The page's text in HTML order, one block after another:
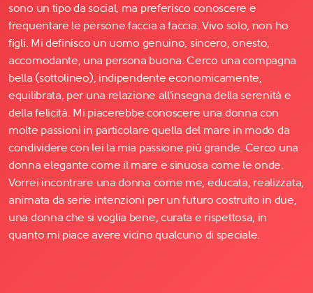
sono un tipo da social, ma preferisco conoscere e
frequentare le persone faccia a faccia. Vivo solo, non ho
figli. Mi definisco un uomo genuino, sincero, onesto,
accomodante, una persona buona. Cerco una compagna
bella (sottolineo), indipendente economicamente,
equilibrata, per una relazione all'insegna della serenità e
della felicità. Mi piacerebbe conoscere una donna con
molte passioni in particolare quella del mare in modo da
condividere con lei la mia passione più grande. Cerco una
donna elegante come il mare e sinuosa come le onde.
Vorrei incontrare una donna come me, educata, realizzata,
animata da serie intenzioni per un futuro costruito in due,
una donna che si voglia bene, curata e rispettosa, in
quanto mi piace avere vicino qualcuno di speciale.